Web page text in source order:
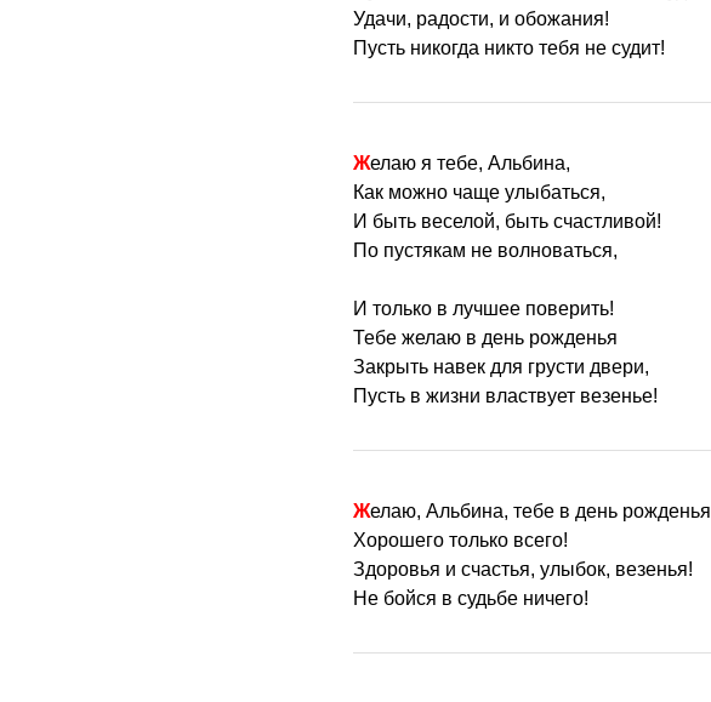
Удачи, радости, и обожания!
Пусть никогда никто тебя не судит!
Желаю я тебе, Альбина,
Как можно чаще улыбаться,
И быть веселой, быть счастливой!
По пустякам не волноваться,
И только в лучшее поверить!
Тебе желаю в день рожденья
Закрыть навек для грусти двери,
Пусть в жизни властвует везенье!
Желаю, Альбина, тебе в день рожденья
Хорошего только всего!
Здоровья и счастья, улыбок, везенья!
Не бойся в судьбе ничего!